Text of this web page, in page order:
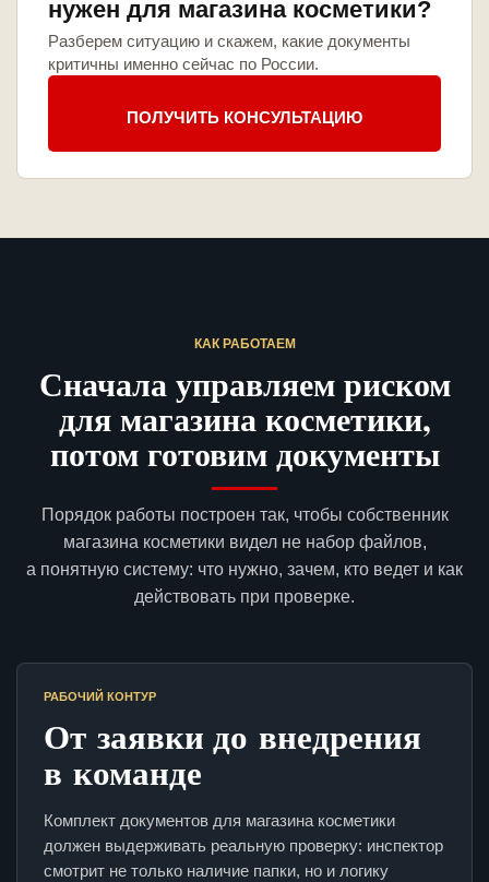
нужен для магазина косметики?
Разберем ситуацию и скажем, какие документы
критичны именно сейчас по России.
ПОЛУЧИТЬ КОНСУЛЬТАЦИЮ
КАК РАБОТАЕМ
Сначала управляем риском
для магазина косметики,
потом готовим документы
Порядок работы построен так, чтобы собственник
магазина косметики видел не набор файлов,
а понятную систему: что нужно, зачем, кто ведет и как
действовать при проверке.
РАБОЧИЙ КОНТУР
От заявки до внедрения
в команде
Комплект документов для магазина косметики
должен выдерживать реальную проверку: инспектор
смотрит не только наличие папки, но и логику